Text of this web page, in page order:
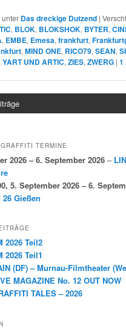
unter Das dreckige Dutzend |
, BLOK, BLOKSHOK, BYTER,
, EMBE, Emesa,frankfurt,
,MIND ONE, RICO79,SEAN,
YART UND ARTIC,ZIES,ZWERG |1
TERMINE
2026 – 6. September 2026 –
,5. September 2026 – 6.
Gießen
2026 Teil2
2026 Teil1
(DF) – Murnau-Filmtheater
MAGAZINE No. 12 OUT NOW
TALES – 2026